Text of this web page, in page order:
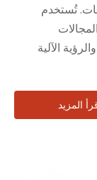
تُستخدم
الآلية
المزيد